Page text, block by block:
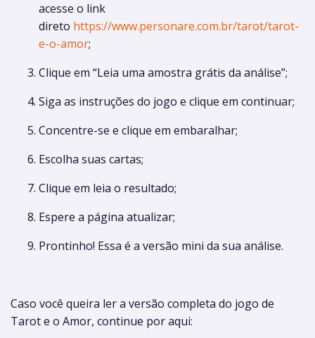
acesse o link
direto https://www.personare.com.br/tarot/tarot-
e-o-amor;
Clique em “Leia uma amostra grátis da análise”;
Siga as instruções do jogo e clique em continuar;
Concentre-se e clique em embaralhar;
Escolha suas cartas;
Clique em leia o resultado;
Espere a página atualizar;
Prontinho! Essa é a versão mini da sua análise.
Caso você queira ler a versão completa do jogo de
Tarot e o Amor, continue por aqui: